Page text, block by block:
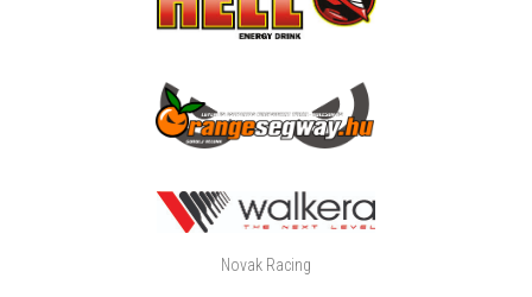
Novak Racing